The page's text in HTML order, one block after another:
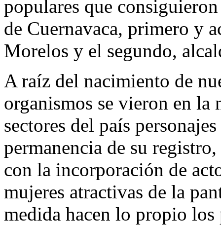
populares que
de Cuernavaca, primero y
Morelos y el segundo,
A raíz del nacimiento de
organismos se vieron en la
sectores del país
permanencia de su
con la incorporación de
mujeres atractivas de la
medida hacen lo propio